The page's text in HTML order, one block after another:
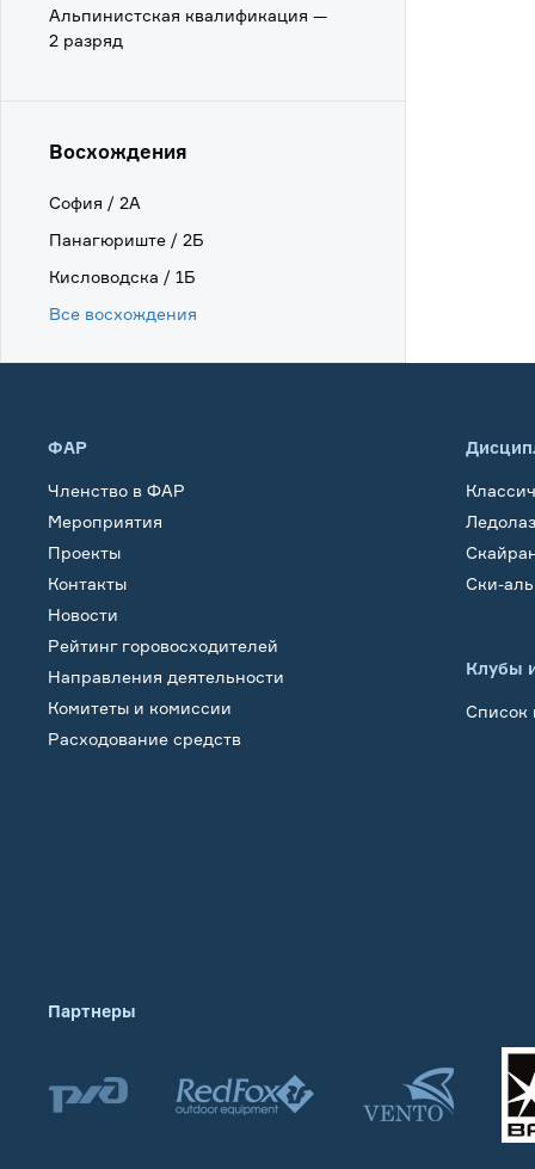
Альпинистская квалификация —
2 разряд
Восхождения
София / 2А
Панагюриште / 2Б
Кисловодска / 1Б
Все восхождения
ФАР
Членство в ФАР
Мероприятия
Проекты
Контакты
Новости
Рейтинг горовосходителей
Направления деятельности
Комитеты и комиссии
Расходование средств
Ски-
Клубы
Список
Партнеры